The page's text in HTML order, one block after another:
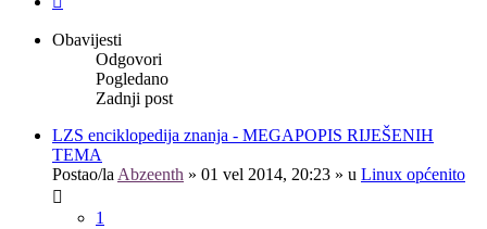
Obavijesti
Odgovori
Pogledano
Zadnji post
LZS enciklopedija znanja - MEGAPOPIS RIJEŠENIH
TEMA
Postao/la Abzeenth » 01 vel 2014, 20:23 » u Linux općenito
1